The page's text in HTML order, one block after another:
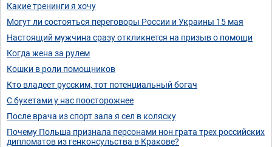
Какие тренинги я хочу
Могут ли состояться переговоры России и Украины 15 мая
Настоящий мужчина сразу откликнется на призыв о помощи
Когда жена за рулем
Кошки в роли помощников
Кто владеет русским, тот потенциальный богач
С букетами у нас поосторожнее
После врача из спорт зала я сел в коляску
Почему Польша признала персонами нон грата трех российских
дипломатов из генконсульства в Кракове?